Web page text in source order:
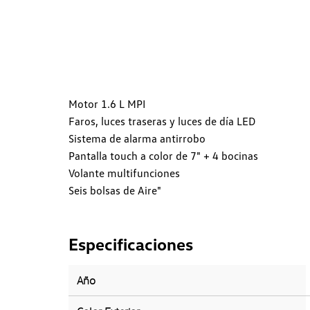
Motor 1.6 L MPI
Faros, luces traseras y luces de día LED
Sistema de alarma antirrobo
Pantalla touch a color de 7" + 4 bocinas
Volante multifunciones
Seis bolsas de Aire"
Especificaciones
Año